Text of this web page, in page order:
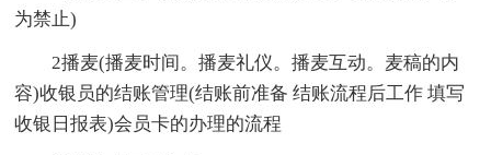
为禁止)
2播麦(播麦时间。播麦礼仪。播麦互动。麦稿的内
容)收银员的结账管理(结账前准备 结账流程后工作 填写
收银日报表)会员卡的办理的流程